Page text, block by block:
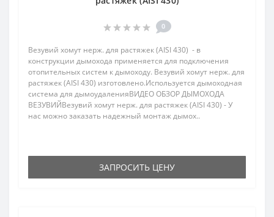
0
Везувий хомут нерж. для растяжек (AISI 430) - в
конструкции дымохода применяется для подключения
отопительных систем к дымоходу. Везувий хомут нерж. для
растяжек (AISI 430) изготовлено.Используется дымоходная
система для дымоудаленияВИДЕО ОБЗОР ДЫМОХОДА
ВЕЗУВИЙВезувий хомут нерж. для растяжек (AISI 430) - У
нас можно заказать надежный монтаж дымох..
ЗАПРОСИТЬ ЦЕНУ